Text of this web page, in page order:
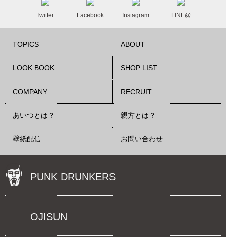
Twitter Facebook Instagram LINE@
TOPICS ABOUT
LOOK BOOK SHOP LIST
COMPANY RECRUIT
あいつとは？ 親方とは？
壁紙配信 お問い合わせ
PUNK DRUNKERS
OJISUN